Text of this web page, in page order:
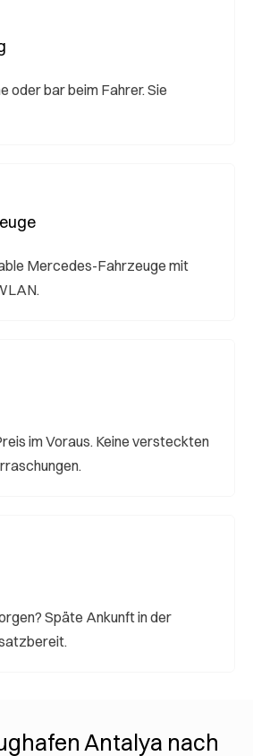
oder bar beim Fahrer. Sie
Mercedes-Fahrzeuge mit
im Voraus. Keine versteckten
Späte Ankunft in der
Antalya nach